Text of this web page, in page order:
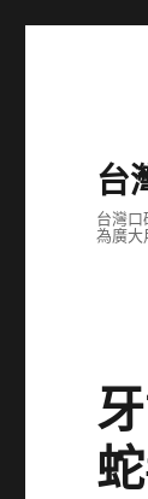
台
台灣
為廣大